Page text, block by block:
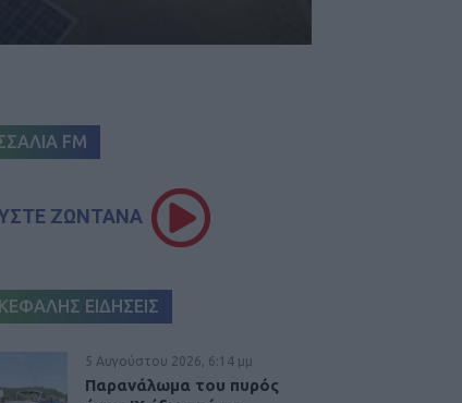
FM
ΖΩΝΤΑΝΑ
ΕΙΔΗΣΕΙΣ
5 Αυγούστου 2026, 6:14 μμ
Παρανάλωμα του πυρός